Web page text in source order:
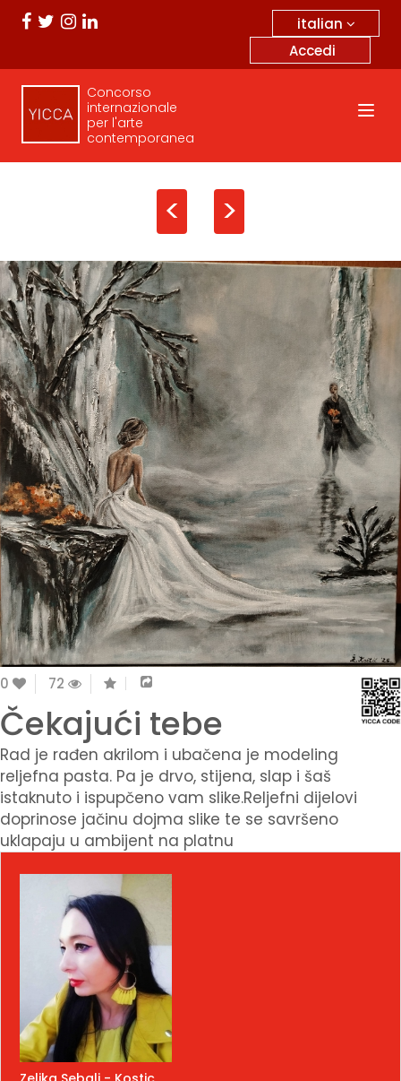
italian
Accedi
Concorso
internazionale
per l'arte
contemporanea
< >
0 72
Čekajući tebe
Rad je rađen akrilom i ubačena je modeling
reljefna pasta. Pa je drvo, stijena, slap i šaš
istaknuto i ispupčeno vam slike.Reljefni dijelovi
doprinose jačinu dojma slike te se savršeno
uklapaju u ambijent na platnu